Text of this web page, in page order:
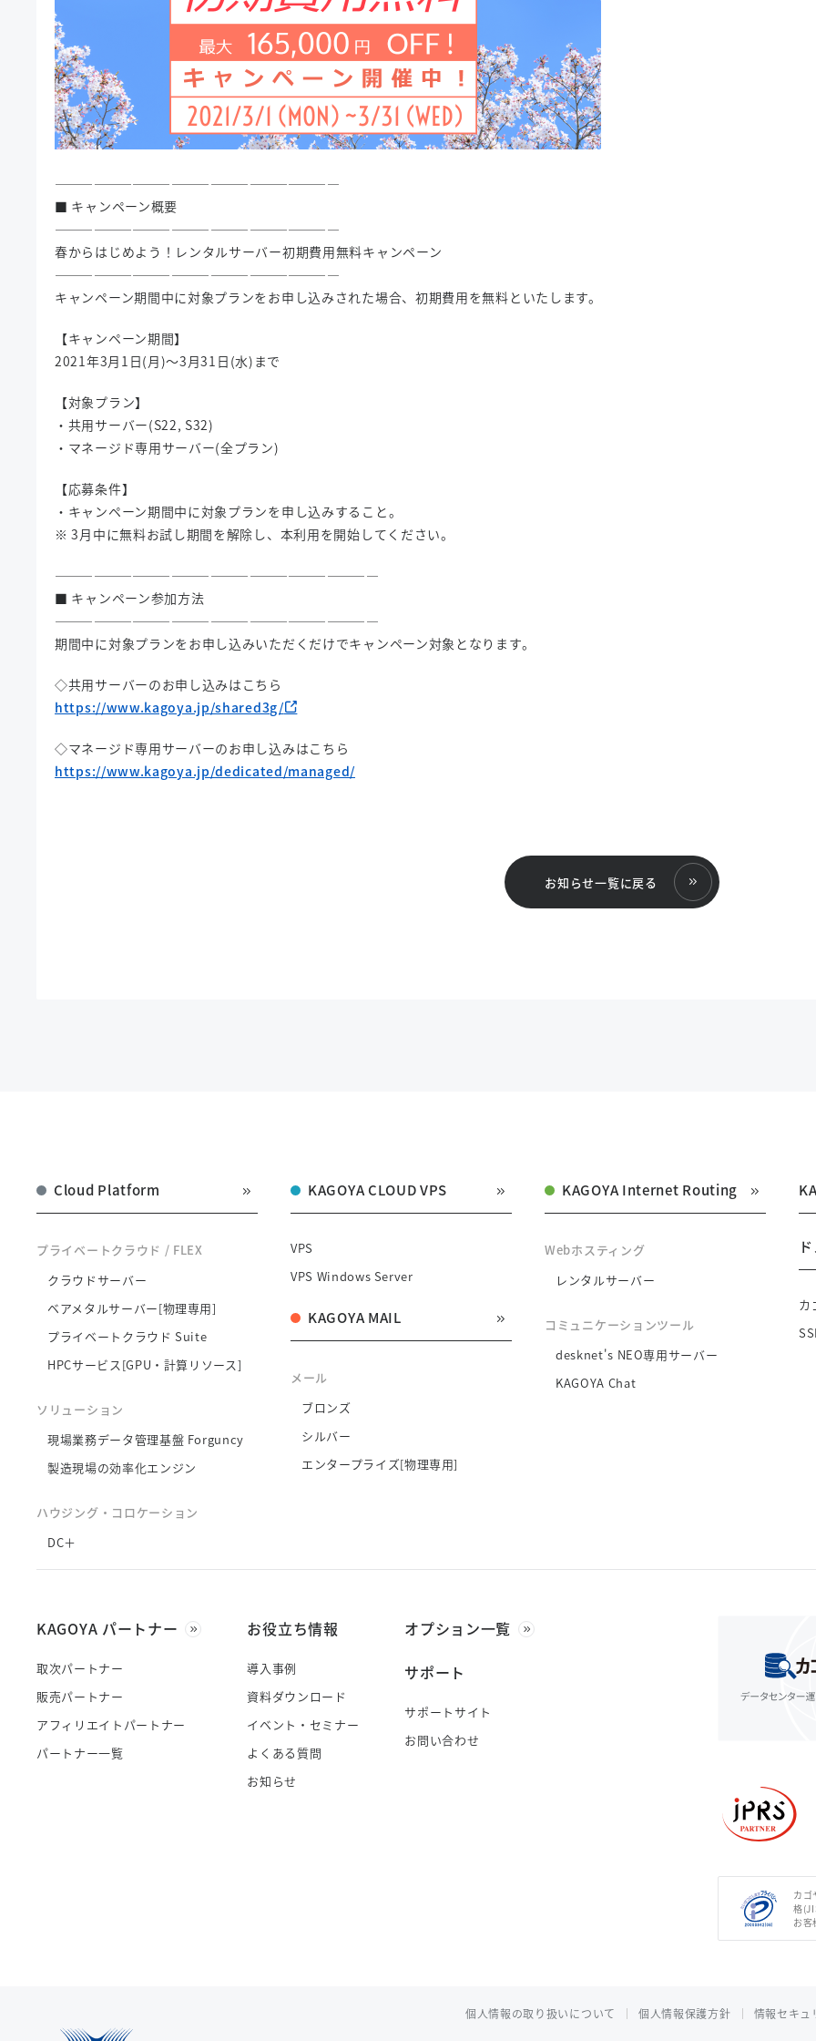
——————————————————————
■ キャンペーン概要
——————————————————————
春からはじめよう！レンタルサーバー初期費用無料キャンペーン
——————————————————————
キャンペーン期間中に対象プランをお申し込みされた場合、初期費用を無料といたします。
【キャンペーン期間】
2021年3月1日(月)～3月31日(水)まで
【対象プラン】
・共用サーバー(S22, S32)
・マネージド専用サーバー(全プラン)
【応募条件】
・キャンペーン期間中に対象プランを申し込みすること。
※ 3月中に無料お試し期間を解除し、本利用を開始してください。
—————————————————————————
■ キャンペーン参加方法
—————————————————————————
期間中に対象プランをお申し込みいただくだけでキャンペーン対象となります。
◇共用サーバーのお申し込みはこちら
https://www.kagoya.jp/shared3g/
◇マネージド専用サーバーのお申し込みはこちら
https://www.kagoya.jp/dedicated/managed/
お知らせ一覧に戻る
Cloud Platform
プライベートクラウド / FLEX
クラウドサーバー
ベアメタルサーバー[物理専用]
プライベートクラウド Suite
HPCサービス[GPU・計算リソース]
ソリューション
現場業務データ管理基盤 Forguncy
製造現場の効率化エンジン
ハウジング・コロケーション
DC＋
KAGOYA CLOUD VPS
VPS
VPS Windows Server
KAGOYA MAIL
メール
ブロンズ
シルバー
エンタープライズ[物理専用]
KAGOYA Internet Routing
Webホスティング
レンタルサーバー
コミュニケーションツール
desknet's NEO専用サーバー
KAGOYA Chat
カ
KAGOYA パートナー
取次パートナー
販売パートナー
アフィリエイトパートナー
パートナー一覧
お役立ち情報
導入事例
資料ダウンロード
イベント・セミナー
よくある質問
お知らせ
オプション一覧
サポート
サポートサイト
お問い合わせ
カゴ
格
お客
個人情報の取り扱いについて 個人情報保護方針 情報セキュ